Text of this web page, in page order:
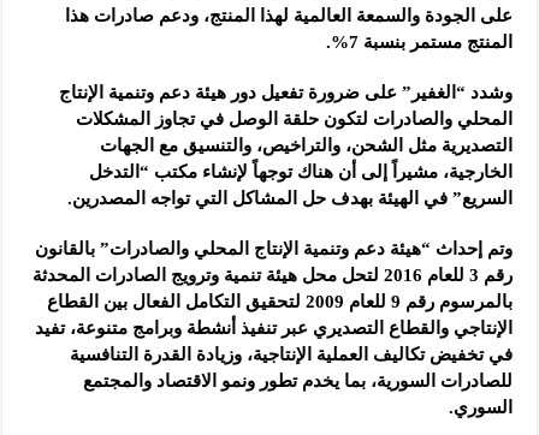
على الجودة والسمعة العالمية لهذا المنتج، ودعم صادرات هذا
المنتج مستمر بنسبة 7%.
وشدد “الغفير” على ضرورة تفعيل دور هيئة دعم وتنمية الإنتاج
المحلي والصادرات لتكون حلقة الوصل في تجاوز المشكلات
التصديرية مثل الشحن، والتراخيص، والتنسيق مع الجهات
الخارجية، مشيراً إلى أن هناك توجهاً لإنشاء مكتب “التدخل
السريع” في الهيئة بهدف حل المشاكل التي تواجه المصدرين.
وتم إحداث “هيئة دعم وتنمية الإنتاج المحلي والصادرات” بالقانون
رقم 3 للعام 2016 لتحل محل هيئة تنمية وترويج الصادرات المحدثة
بالمرسوم رقم 9 للعام 2009 لتحقيق التكامل الفعال بين القطاع
الإنتاجي والقطاع التصديري عبر تنفيذ أنشطة وبرامج متنوعة، تفيد
في تخفيض تكاليف العملية الإنتاجية، وزيادة القدرة التنافسية
للصادرات السورية، بما يخدم تطور ونمو الاقتصاد والمجتمع
السوري.